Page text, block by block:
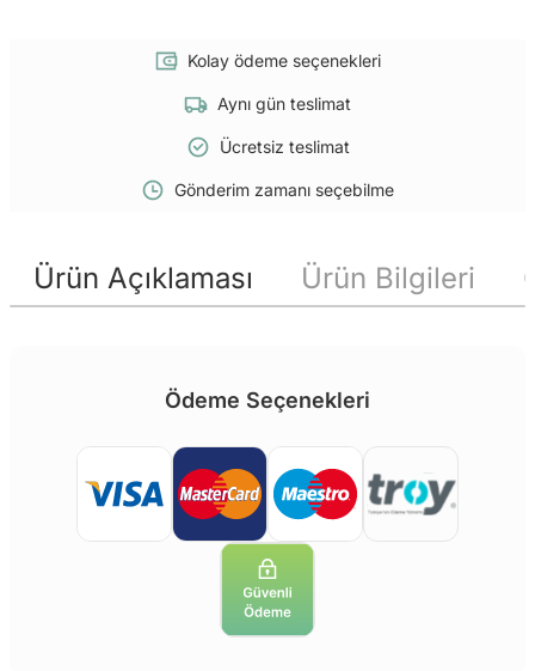
Kolay ödeme seçenekleri
Aynı gün teslimat
Ücretsiz teslimat
Gönderim zamanı seçebilme
Ürün Açıklaması Ürün Bilgileri
Ödeme Seçenekleri